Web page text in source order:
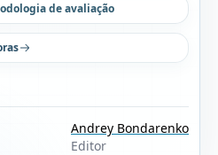
de avaliação
Andrey Bondarenko
Editor